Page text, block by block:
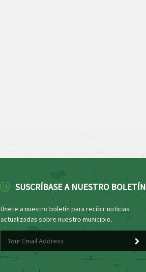
SUSCRÍBASE A NUESTRO BOLETÍN
Únete a nuestro boletín para recibir noticias
actualizadas sobre nuestro municipio.